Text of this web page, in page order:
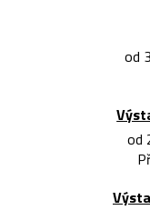
od
od